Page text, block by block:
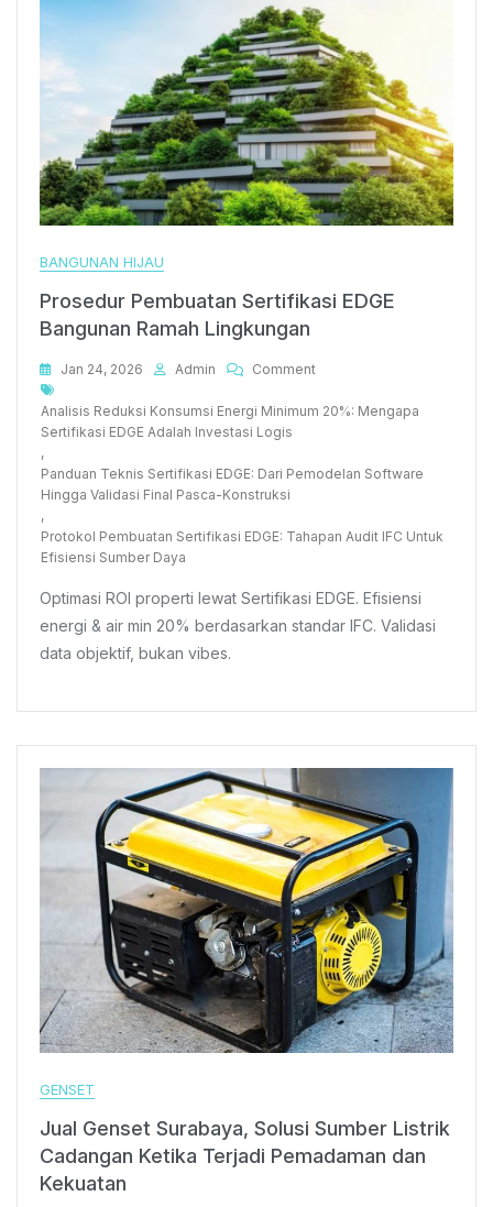
BANGUNAN HIJAU
Prosedur Pembuatan Sertifikasi EDGE
Bangunan Ramah Lingkungan
Jan 24, 2026 Admin CommentOn
Pembuatan
Bangunan
Analisis Reduksi Konsumsi Energi Minimum 20%: Mengapa
Sertifikasi EDGE Adalah Investasi Logis
,
Panduan Teknis Sertifikasi EDGE: Dari Pemodelan Software
Hingga Validasi Final Pasca-Konstruksi
,
Protokol Pembuatan Sertifikasi EDGE: Tahapan Audit IFC Untuk
Efisiensi Sumber Daya
Optimasi ROI properti lewat Sertifikasi EDGE. Efisiensi
energi & air min 20% berdasarkan standar IFC. Validasi
data objektif, bukan vibes.
GENSET
Jual Genset Surabaya, Solusi Sumber Listrik
Cadangan Ketika Terjadi Pemadaman dan
Kekuatan